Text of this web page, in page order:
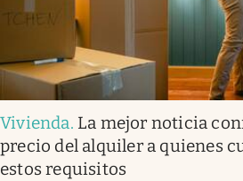
Vivienda. La mejor noticia
precio del alquiler a quienes
estos requisitos